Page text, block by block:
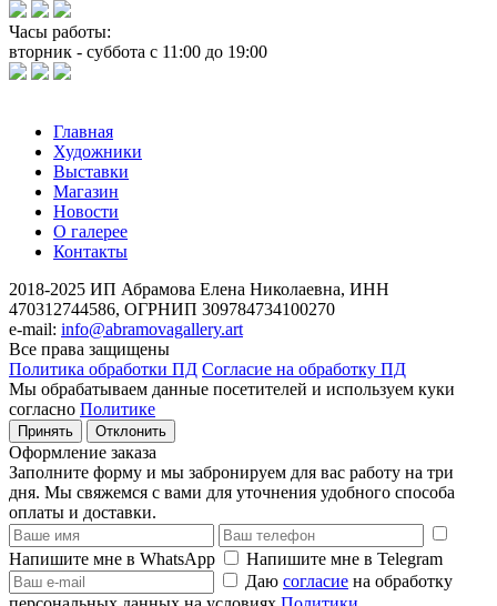
Часы работы:
вторник - суббота с 11:00 до 19:00
Главная
Художники
Выставки
Магазин
Новости
О галерее
Контакты
2018-2025 ИП Абрамова Елена Николаевна, ИНН
470312744586, ОГРНИП 309784734100270
e-mail: info@abramovagallery.art
Все права защищены
Политика обработки ПД Согласие на обработку ПД
Мы обрабатываем данные посетителей и используем куки
согласно Политике
Принять Отклонить
Оформление заказа
Заполните форму и мы забронируем для вас работу на три
дня. Мы свяжемся с вами для уточнения удобного способа
оплаты и доставки.
Напишите мне в WhatsApp
Напишите мне в Telegram
Даю согласие на обработку